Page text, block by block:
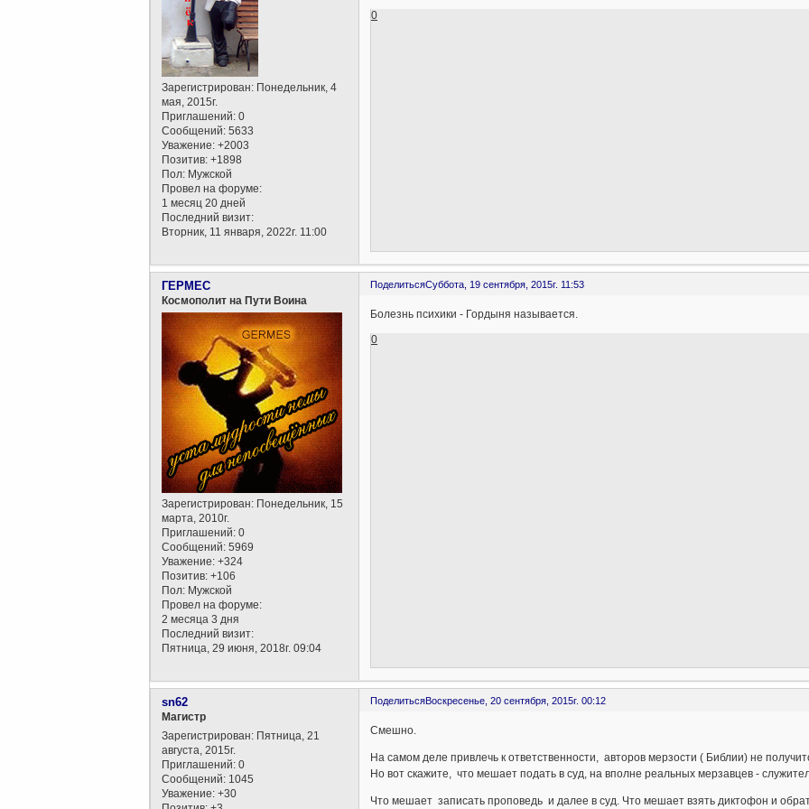
Зарегистрирован: Понедельник, 4
мая, 2015г.
Приглашений: 0
Сообщений: 5633
Уважение: +2003
Позитив: +1898
Пол: Мужской
Провел на форуме:
1 месяц 20 дней
Последний визит:
Вторник, 11 января, 2022г. 11:00
0
ПоделитьсяСуббота, 19 сентября, 2015г. 11:53
ГЕРМЕС
Космополит на Пути Воина
Зарегистрирован: Понедельник, 15
марта, 2010г.
Приглашений: 0
Сообщений: 5969
Уважение: +324
Позитив: +106
Пол: Мужской
Провел на форуме:
2 месяца 3 дня
Последний визит:
Пятница, 29 июня, 2018г. 09:04
Болезнь психики - Гордыня называется.
0
ПоделитьсяВоскресенье, 20 сентября, 2015г. 00:12
sn62
Магистр
Зарегистрирован: Пятница, 21
августа, 2015г.
Приглашений: 0
Сообщений: 1045
Уважение: +30
Смешно.
На самом деле привлечь к ответственности, авторов мерзости ( Библии) не
Но вот скажите, что мешает подать в суд, на вполне реальных мерзавцев -
Что мешает записать проповедь и далее в суд. Что мешает взять диктофон и